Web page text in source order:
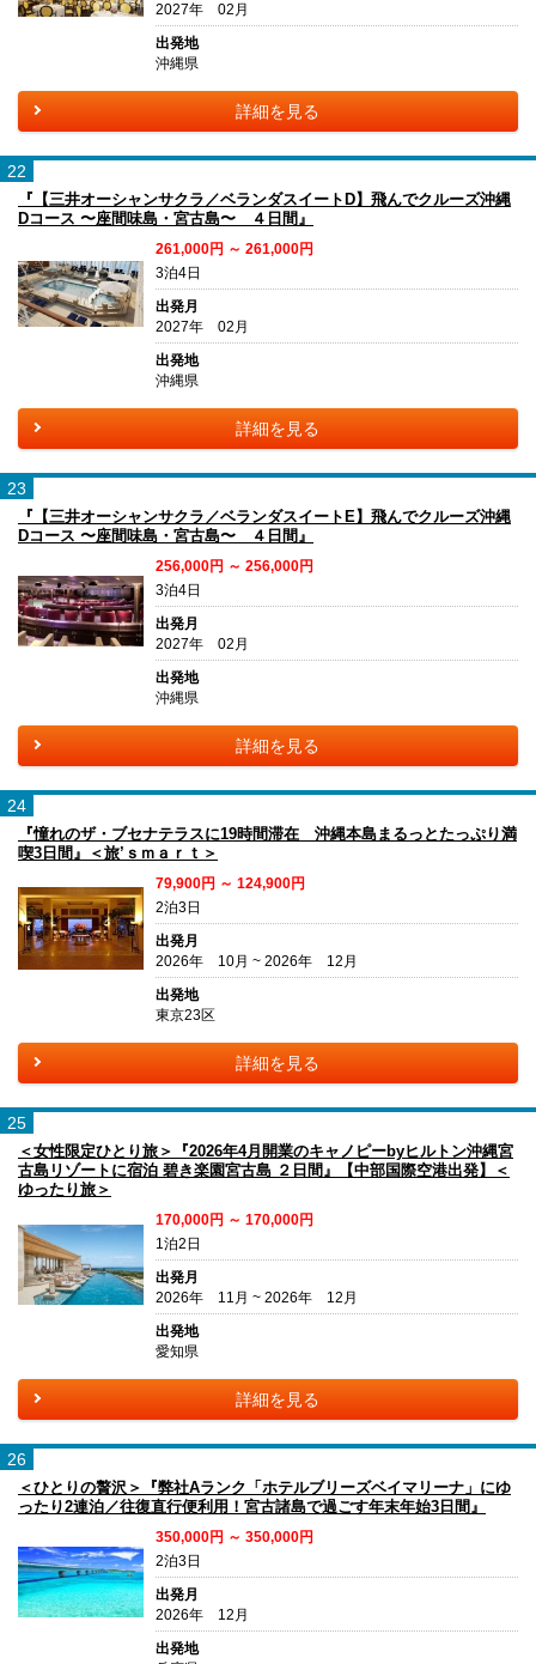
2027年 02月
出発地
沖縄県
詳細を見る
22
『【三井オーシャンサクラ／ベランダスイートD】飛んでクルーズ沖縄
Dコース 〜座間味島・宮古島〜 ４日間』
261,000円 ～ 261,000円
3泊4日
出発月
2027年 02月
出発地
沖縄県
詳細を見る
23
『【三井オーシャンサクラ／ベランダスイートE】飛んでクルーズ沖縄
Dコース 〜座間味島・宮古島〜 ４日間』
256,000円 ～ 256,000円
3泊4日
出発月
2027年 02月
出発地
沖縄県
詳細を見る
24
『憧れのザ・ブセナテラスに19時間滞在 沖縄本島まるっとたっぷり満
喫3日間』＜旅’ｓｍａｒｔ＞
79,900円 ～ 124,900円
2泊3日
出発月
2026年 10月 ~ 2026年 12月
出発地
東京23区
詳細を見る
25
＜女性限定ひとり旅＞『2026年4月開業のキャノピーbyヒルトン沖縄宮
古島リゾートに宿泊 碧き楽園宮古島 ２日間』【中部国際空港出発】＜
ゆったり旅＞
170,000円 ～ 170,000円
1泊2日
出発月
2026年 11月 ~ 2026年 12月
出発地
愛知県
詳細を見る
26
＜ひとりの贅沢＞『弊社Aランク「ホテルブリーズベイマリーナ」にゆ
ったり2連泊／往復直行便利用！宮古諸島で過ごす年末年始3日間』
350,000円 ～ 350,000円
2泊3日
出発月
2026年 12月
出発地